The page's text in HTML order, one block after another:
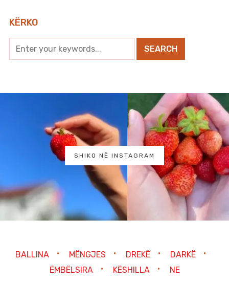
KËRKO
SHIKO NË INSTAGRAM
BALLINA MËNGJES DREKË
DARKË
ËMBËLSIRA
KËSHILLA NE